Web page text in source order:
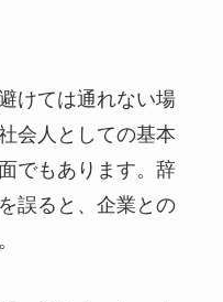
けては通れない場
会人としての基本
でもあります。辞
誤ると、企業との